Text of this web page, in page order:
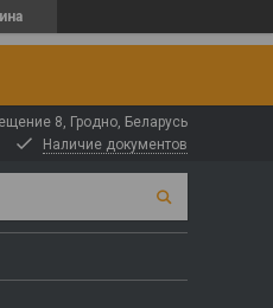
8, Гродно, Беларусь
Наличие документов